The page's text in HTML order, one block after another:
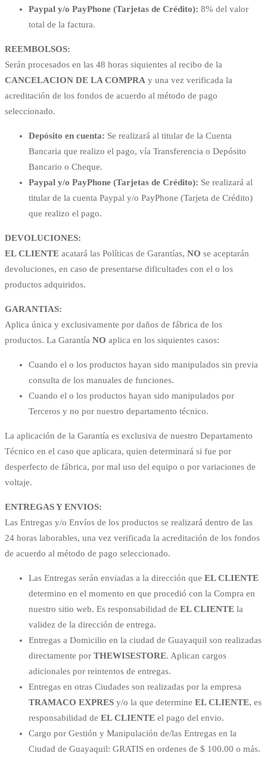
Paypal y/o PayPhone (Tarjetas de Crédito): 8% del valor
total de la factura.
REEMBOLSOS:
Serán procesados en las 48 horas siquientes al recibo de la
CANCELACION DE LA COMPRA y una vez verificada la
acreditación de los fondos de acuerdo al método de pago
seleccionado.
Depósito en cuenta: Se realizará al titular de la Cuenta
Bancaria que realizo el pago, vía Transferencia o Depósito
Bancario o Cheque.
Paypal y/o PayPhone (Tarjetas de Crédito): Se realizará al
titular de la cuenta Paypal y/o PayPhone (Tarjeta de Crédito)
que realizo el pago.
DEVOLUCIONES:
EL CLIENTE acatará las Políticas de Garantías, NO se aceptarán
devoluciones, en caso de presentarse dificultades con el o los
productos adquiridos.
GARANTIAS:
Aplica única y exclusivamente por daños de fábrica de los
productos. La Garantía NO aplica en los siquientes casos:
Cuando el o los productos hayan sido manipulados sin previa
consulta de los manuales de funciones.
Cuando el o los productos hayan sido manipulados por
Terceros y no por nuestro departamento técnico.
La aplicación de la Garantía es exclusiva de nuestro Departamento
Técnico en el caso que aplicara, quien determinará si fue por
desperfecto de fábrica, por mal uso del equipo o por variaciones de
voltaje.
ENTREGAS Y ENVIOS:
Las Entregas y/o Envíos de los productos se realizará dentro de las
24 horas laborables, una vez verificada la acreditación de los fondos
de acuerdo al método de pago seleccionado.
Las Entregas serán enviadas a la dirección que EL CLIENTE
determino en el momento en que procedió con la Compra en
nuestro sitio web. Es responsabilidad de EL CLIENTE la
validez de la dirección de entrega.
Entregas a Domicilio en la ciudad de Guayaquil son realizadas
directamente por THEWISESTORE. Aplican cargos
adicionales por reintentos de entregas.
Entregas en otras Ciudades son realizadas por la empresa
TRAMACO EXPRES y/o la que determine EL CLIENTE, es
responsabilidad de EL CLIENTE el pago del envio.
Cargo por Gestión y Manipulación de/las Entregas en la
Ciudad de Guayaquil: GRATIS en ordenes de $ 100.00 o más.